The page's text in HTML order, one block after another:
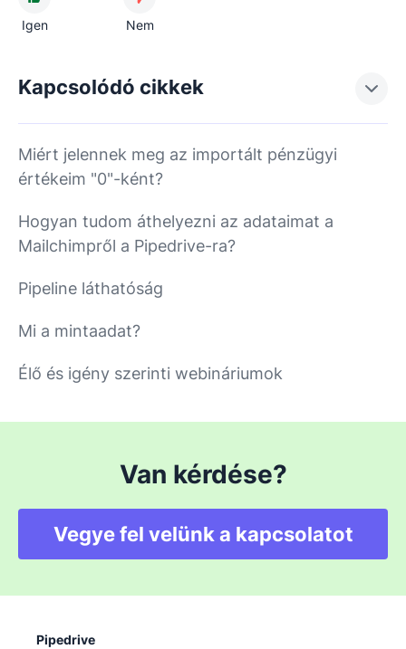
Igen Nem
Kapcsolódó cikkek
Miért jelennek meg az importált pénzügyi
értékeim "0"-ként?
Hogyan tudom áthelyezni az adataimat a
Mailchimpről a Pipedrive-ra?
Pipeline láthatóság
Mi a mintaadat?
Élő és igény szerinti webináriumok
Van kérdése?
Vegye fel velünk a kapcsolatot
Pipedrive